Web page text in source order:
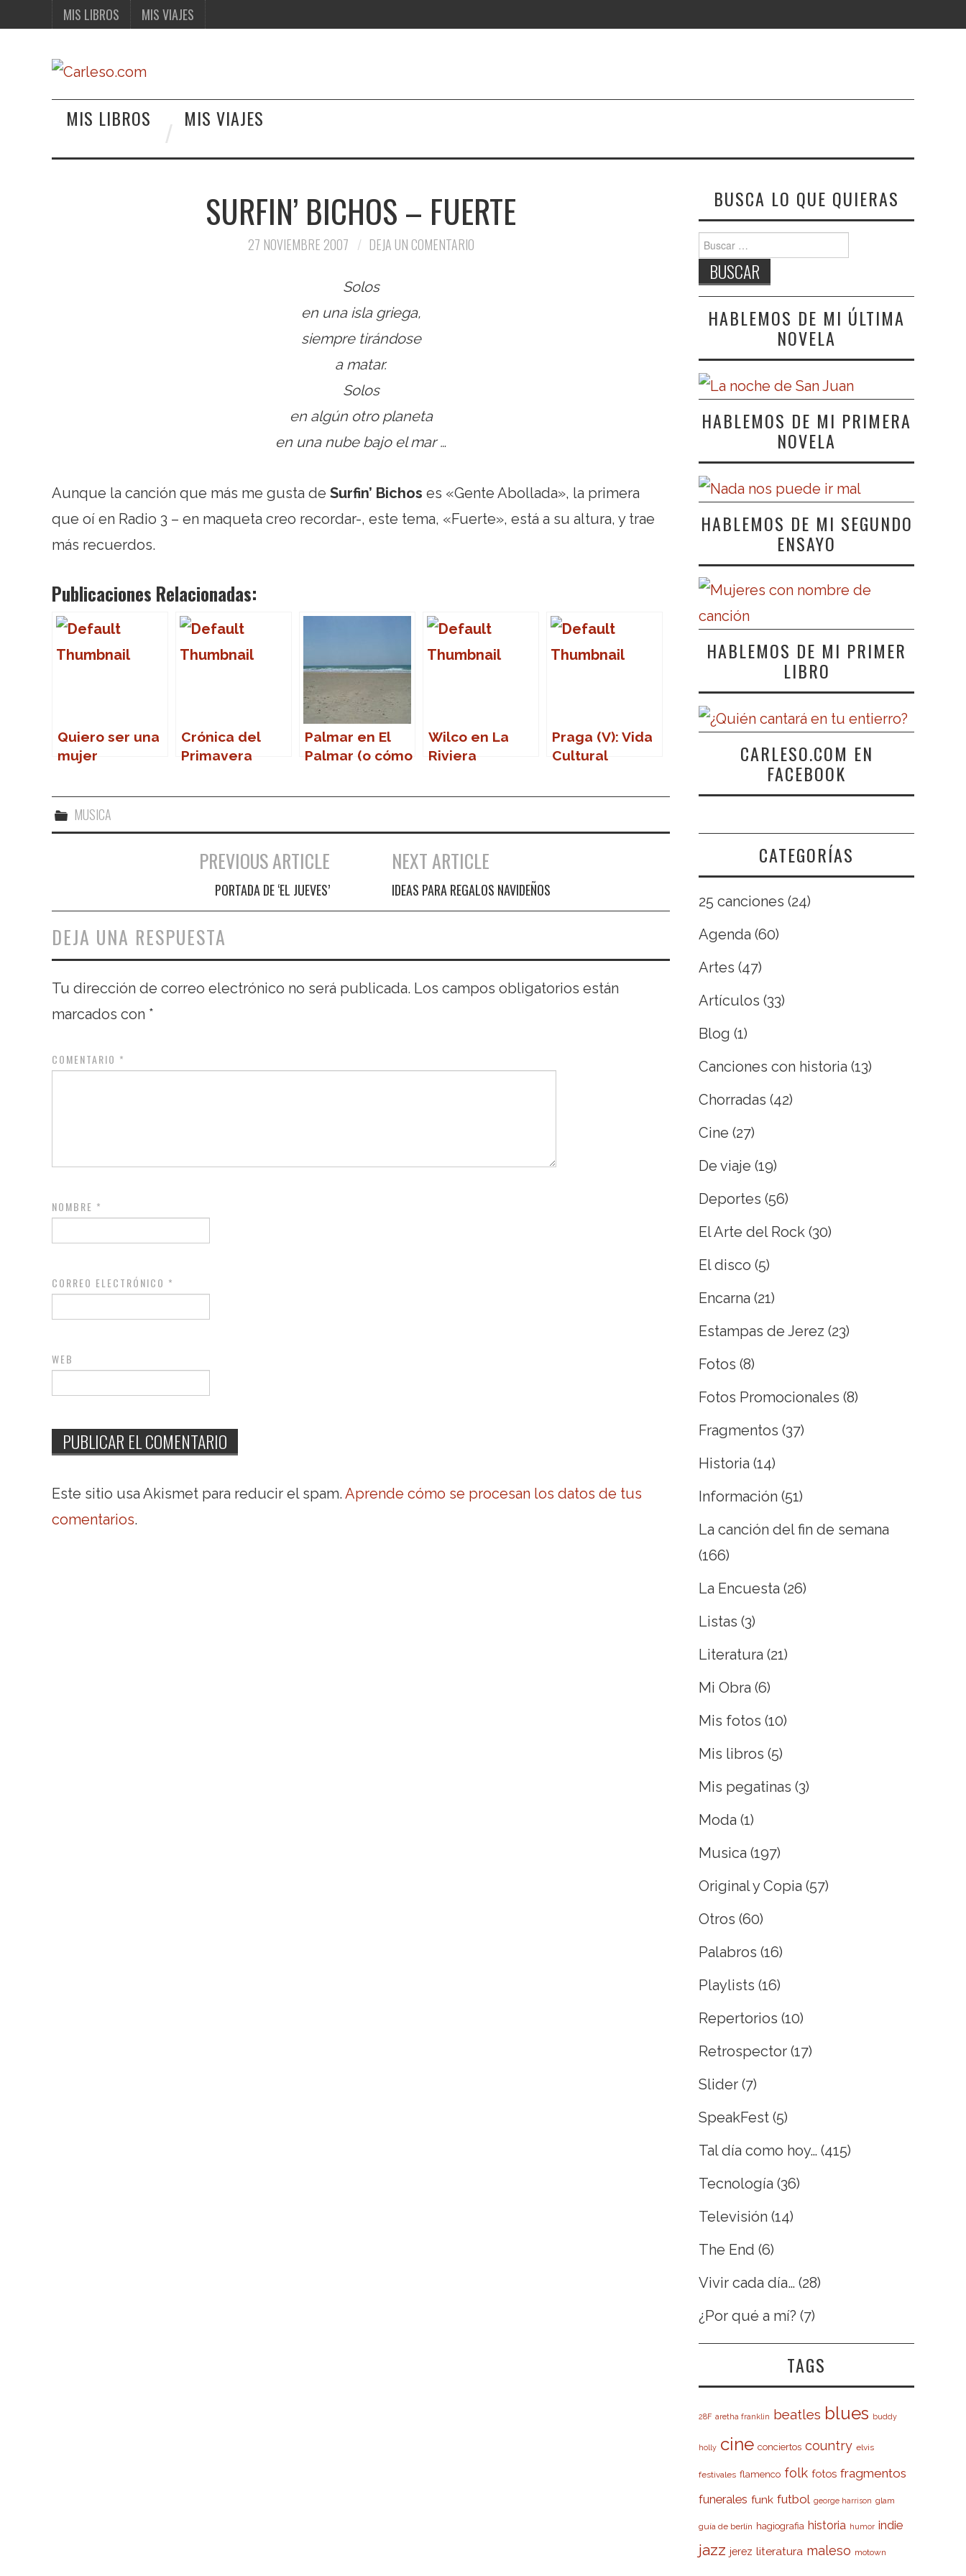
MIS LIBROS MIS VIAJES
MIS LIBROS MIS VIAJES
SURFIN’ BICHOS – FUERTE
27 NOVIEMBRE 2007 DEJA UN COMENTARIO
Solos
en una isla griega,
siempre tirándose
a matar.
Solos
en algún otro planeta
en una nube bajo el mar …
Aunque la canción que más me gusta de Surfin’ Bichos es «Gente Abollada», la primera
que oí en Radio 3 – en maqueta creo recordar-, este tema, «Fuerte», está a su altura, y trae
más recuerdos.
Publicaciones Relacionadas:
Quiero ser una
mujer
Crónica del
Primavera
Palmar en El
Palmar (o cómo
vida)
Wilco en La
Riviera
Praga (V): Vida
Cultural
MUSICA
Navegación de entradas
PREVIOUS ARTICLE
PORTADA DE ‘EL JUEVES’
NEXT ARTICLE
IDEAS PARA REGALOS NAVIDEÑOS
DEJA UNA RESPUESTA
Tu dirección de correo electrónico no será publicada. Los campos obligatorios están
marcados con *
COMENTARIO *
NOMBRE *
CORREO ELECTRÓNICO *
WEB
Este sitio usa Akismet para reducir el spam. Aprende cómo se procesan los datos de tus
comentarios.
BUSCA LO QUE QUIERAS
Buscar:
HABLEMOS DE MI ÚLTIMA
NOVELA
HABLEMOS DE MI PRIMERA
NOVELA
HABLEMOS DE MI SEGUNDO
ENSAYO
HABLEMOS DE MI PRIMER
LIBRO
CARLESO.COM EN
FACEBOOK
CATEGORÍAS
25 canciones (24)
Agenda (60)
Artes (47)
Artículos (33)
Blog (1)
Canciones con historia (13)
Chorradas (42)
Cine (27)
De viaje (19)
Deportes (56)
El Arte del Rock (30)
El disco (5)
Encarna (21)
Estampas de Jerez (23)
Fotos (8)
Fotos Promocionales (8)
Fragmentos (37)
Historia (14)
Información (51)
La canción del fin de semana
(166)
La Encuesta (26)
Listas (3)
Literatura (21)
Mi Obra (6)
Mis fotos (10)
Mis libros (5)
Mis pegatinas (3)
Moda (1)
Musica (197)
Original y Copia (57)
Otros (60)
Palabros (16)
Playlists (16)
Repertorios (10)
Retrospector (17)
Slider (7)
SpeakFest (5)
Tal día como hoy… (415)
Tecnología (36)
Televisión (14)
The End (6)
Vivir cada día… (28)
¿Por qué a mí? (7)
TAGS
28F aretha franklin beatles blues buddy
holly cine conciertos country elvis
festivales flamenco folk fotos fragmentos
funerales funk futbol george harrison glam
guía de berlín hagiografia historia humor indie
jazz jerez literatura maleso motown